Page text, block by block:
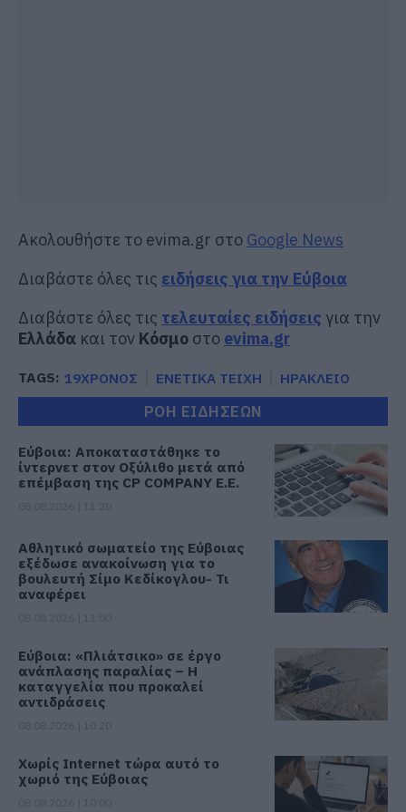
Ακολουθήστε το evima.gr στο Google News
Διαβάστε όλες τις ειδήσεις για την Εύβοια
Διαβάστε όλες τις τελευταίες ειδήσεις για την
Ελλάδα και τον Κόσμο στο evima.gr
TAGS: 19ΧΡΟΝΟΣ ΕΝΕΤΙΚΑ ΤΕΙΧΗ ΗΡΑΚΛΕΙΟ
ΡΟΗ ΕΙΔΗΣΕΩΝ
Εύβοια: Αποκαταστάθηκε το
ίντερνετ στον Οξύλιθο μετά από
επέμβαση της CP COMPANY Ε.Ε.
Αθλητικό σωματείο της Εύβοιας
εξέδωσε ανακοίνωση για το
βουλευτή Σίμο Κεδίκογλου- Τι
αναφέρει
Εύβοια: «Πλιάτσικο» σε έργο
ανάπλασης παραλίας – Η
καταγγελία που προκαλεί
αντιδράσεις
Χωρίς Internet τώρα αυτό το
χωριό της Εύβοιας